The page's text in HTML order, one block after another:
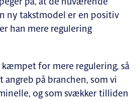
på, at de nuværende
ny takstmodel er en positiv
han mere regulering
kæmpet for mere regulering, så
angreb på branchen, som vi
og som svækker tilliden